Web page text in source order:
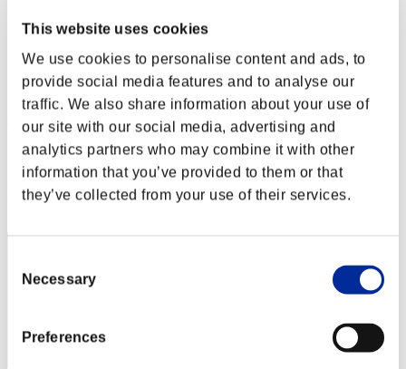
This website uses cookies
We use cookies to personalise content and ads, to
provide social media features and to analyse our
traffic. We also share information about your use of
our site with our social media, advertising and
analytics partners who may combine it with other
information that you’ve provided to them or that
they’ve collected from your use of their services.
Selection
Necessary
Preferences
18.12.2015 15:00 (JST) - 21.12.2015 15:00 (JST)
Singolo
Co-op
(Le classifiche sono aggiornate ogni 6 ore)
Classifiche
Posizione